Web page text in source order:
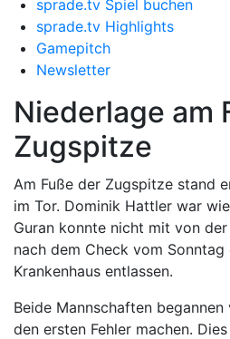
sprade.tv Spiel buchen
sprade.tv Highlights
Gamepitch
Newsletter
Niederlage am
Zugspitze
Am Fuße der Zugspitze stand
im Tor. Dominik Hattler war
Guran konnte nicht mit von
nach dem Check vom
Krankenhaus entlassen.
Beide Mannschaften
den ersten Fehler machen.